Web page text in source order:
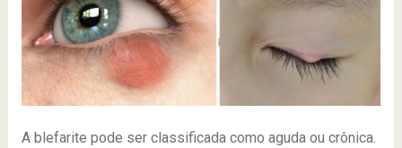
A blefarite pode ser classificada como aguda ou crônica.